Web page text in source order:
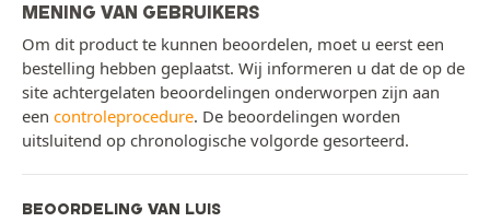
MENING VAN GEBRUIKERS
Om dit product te kunnen beoordelen, moet u eerst een
bestelling hebben geplaatst. Wij informeren u dat de op de
site achtergelaten beoordelingen onderworpen zijn aan
een controleprocedure. De beoordelingen worden
uitsluitend op chronologische volgorde gesorteerd.
BEOORDELING VAN LUIS